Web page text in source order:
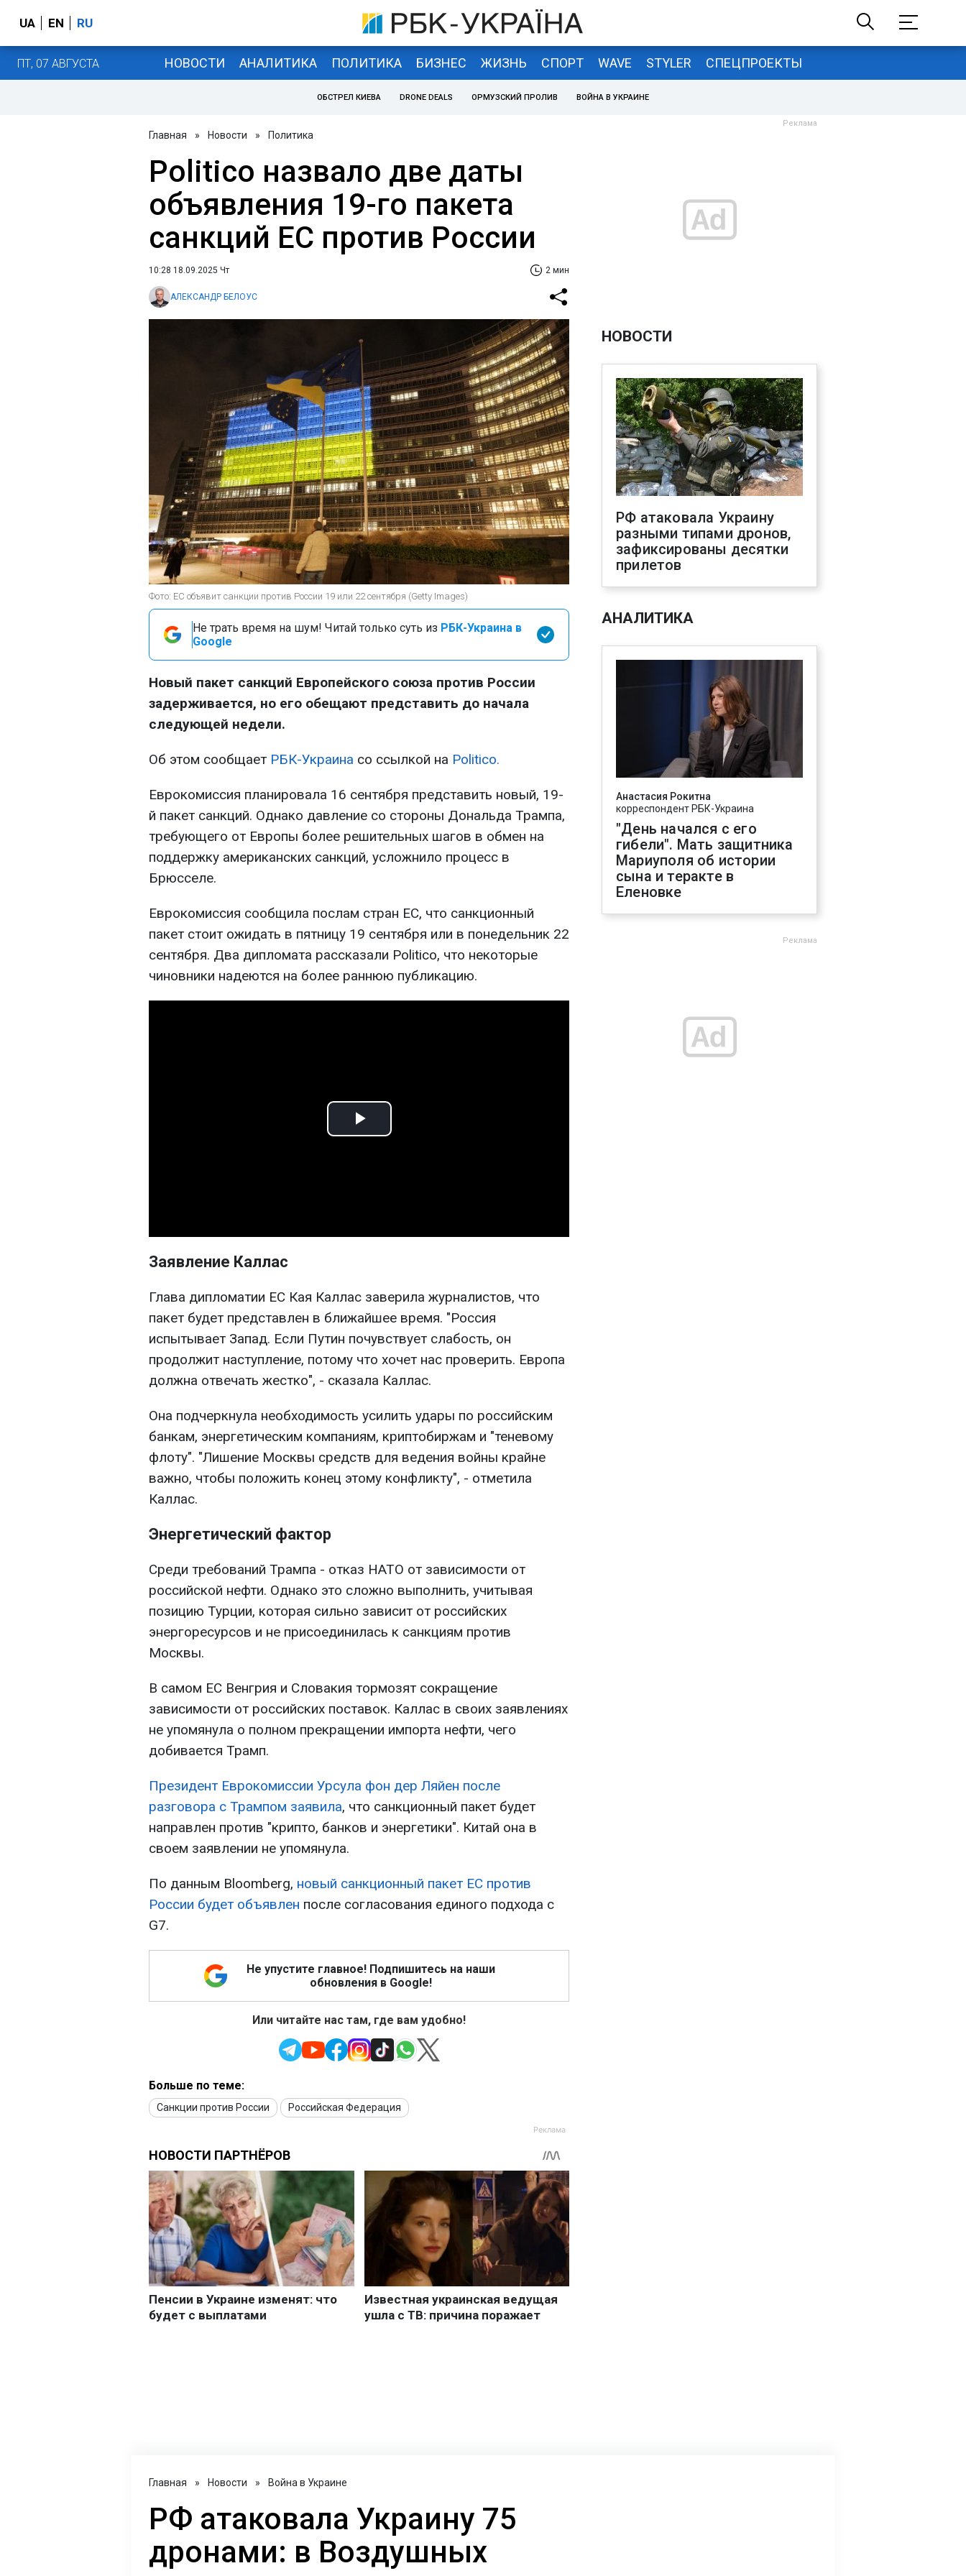
UA EN RU
ПТ, 07 АВГУСТА НОВОСТИ АНАЛИТИКА ПОЛИТИКА БИЗНЕС ЖИЗНЬ СПОРТ WAVE STYLER СПЕЦПРОЕКТЫ
ОБСТРЕЛ КИЕВА DRONE DEALS ОРМУЗСКИЙ ПРОЛИВ ВОЙНА В УКРАИНЕ
Главная » Новости » Политика
Politico назвало две даты
объявления 19-го пакета
санкций ЕС против России
10:28 18.09.2025 Чт 2 мин
АЛЕКСАНДР БЕЛОУС
Фото: ЕС объявит санкции против России 19 или 22 сентября (Getty Images)
Не трать время на шум! Читай только суть из РБК-Украина в
Google
Новый пакет санкций Европейского союза против России
задерживается, но его обещают представить до начала
следующей недели.
Об этом сообщает РБК-Украина со ссылкой на Politico.
Еврокомиссия планировала 16 сентября представить новый, 19-
й пакет санкций. Однако давление со стороны Дональда Трампа,
требующего от Европы более решительных шагов в обмен на
поддержку американских санкций, усложнило процесс в
Брюсселе.
Еврокомиссия сообщила послам стран ЕС, что санкционный
пакет стоит ожидать в пятницу 19 сентября или в понедельник 22
сентября. Два дипломата рассказали Politico, что некоторые
чиновники надеются на более раннюю публикацию.
Play
Заявление Каллас
Глава дипломатии ЕС Кая Каллас заверила журналистов, что
пакет будет представлен в ближайшее время. "Россия
испытывает Запад. Если Путин почувствует слабость, он
продолжит наступление, потому что хочет нас проверить. Европа
должна отвечать жестко", - сказала Каллас.
Она подчеркнула необходимость усилить удары по российским
банкам, энергетическим компаниям, криптобиржам и "теневому
флоту". "Лишение Москвы средств для ведения войны крайне
важно, чтобы положить конец этому конфликту", - отметила
Каллас.
Энергетический фактор
Среди требований Трампа - отказ НАТО от зависимости от
российской нефти. Однако это сложно выполнить, учитывая
позицию Турции, которая сильно зависит от российских
энергоресурсов и не присоединилась к санкциям против
Москвы.
В самом ЕС Венгрия и Словакия тормозят сокращение
зависимости от российских поставок. Каллас в своих заявлениях
не упомянула о полном прекращении импорта нефти, чего
добивается Трамп.
Президент Еврокомиссии Урсула фон дер Ляйен после
разговора с Трампом заявила, что санкционный пакет будет
направлен против "крипто, банков и энергетики". Китай она в
своем заявлении не упомянула.
По данным Bloomberg, новый санкционный пакет ЕС против
России будет объявлен после согласования единого подхода с
G7.
Не упустите главное! Подпишитесь на наши
обновления в Google!
Или читайте нас там, где вам удобно!
Больше по теме:
Санкции против России Российская Федерация
НОВОСТИ
РФ атаковала Украину
разными типами дронов,
зафиксированы десятки
прилетов
АНАЛИТИКА
Анастасия Рокитна
корреспондент РБК-Украина
"День начался с его
гибели". Мать защитника
Мариуполя об истории
сына и теракте в
Еленовке
Главная » Новости » Война в Украине
РФ атаковала Украину 75
дронами: в Воздушных